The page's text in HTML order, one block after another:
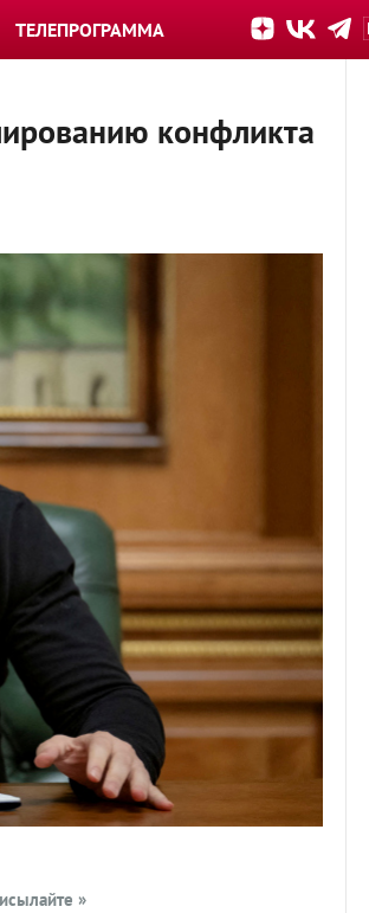
ТЕЛЕПРОГРАММА
конфликта
»